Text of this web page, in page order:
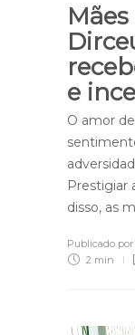
e
O amor
Prestigiar
disso, as
Publicado por
2 min